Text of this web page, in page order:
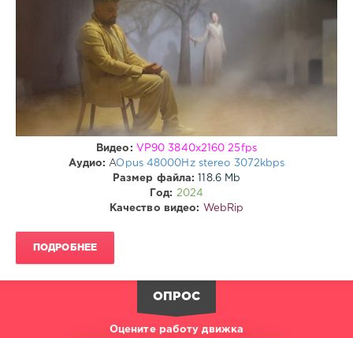
Видео: VP90 3840x2160 25fps
Аудио: AOpus 48000Hz stereo 3072kbps
Размер файла:
118.6 Mb
Год:
2024
Качество видео:
WebRip
ПОДРОБНЕЕ
ОПРОС
Оцените работу движка